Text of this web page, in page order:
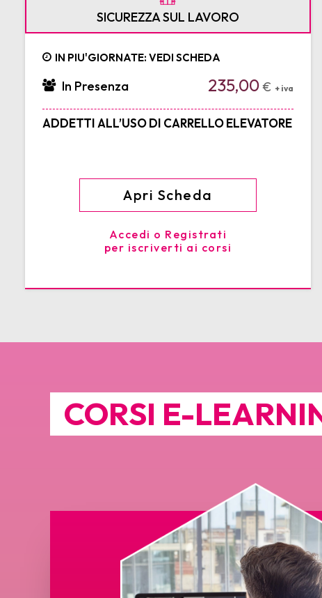
SICUREZZA SUL LAVORO
IN PIU'GIORNATE: VEDI SCHEDA
235,00€ + iva
In Presenza
ADDETTI ALL’USO DI CARRELLO ELEVATORE
Apri Scheda
Accedi o Registrati
per iscriverti ai corsi
CORSI E-